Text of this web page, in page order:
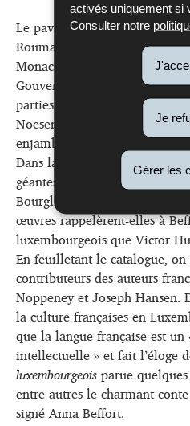
activés uniquement si
Consulter notre
Je
Gérer les
Le pavillon du Luxembourg
Roumanie, d'Israël en
Monaco. Un catalogue à la
Gouvernement
parties du pavillon conçu par
Noesen. Sa façade extérieure
enjambant la vallée de
Dans la salle d’honneur, on
géantes, réalisées par Paul
Bourglinster, Esch-sur-Sûre,
œuvres rappelèrent-elles à
luxembourgeois que Victor
En feuilletant le catalogue,
contributeurs des auteurs
Noppeney et Joseph Hansen.
la culture françaises en
que la langue française est
intellectuelle » et fait l’éloge
luxembourgeoisparue
entre autres le charmant
signé Anna Beffort.